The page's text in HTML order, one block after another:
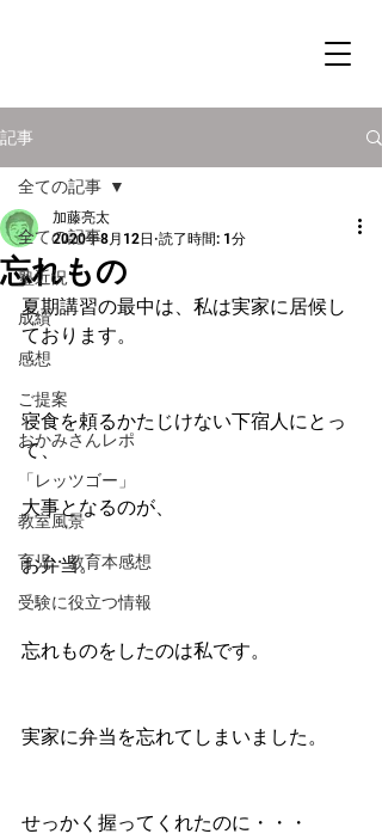
記事
全ての記事
塾近況
成績
感想
ご提案
おかみさんレポ
「レッツゴー」
教室風景
育児・教育本感想
受験に役立つ情報
全ての記事
忘れもの
加藤亮太
2020年8月12日 読了時間: 1分
夏期講習の最中は、私は実家に居候し
ております。
寝食を頼るかたじけない下宿人にとっ
て、
大事となるのが、
お弁当。
忘れものをしたのは私です。
実家に弁当を忘れてしまいました。
せっかく握ってくれたのに・・・